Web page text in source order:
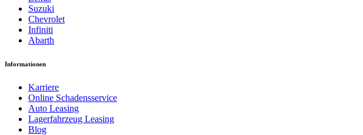
Suzuki
Chevrolet
Infiniti
Abarth
Informationen
Karriere
Online Schadensservice
Auto Leasing
Lagerfahrzeug Leasing
Blog